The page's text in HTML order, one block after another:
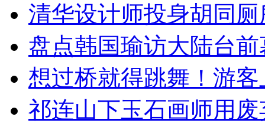
清华设计师投身胡同
盘点韩国瑜访大陆台
想过桥就得跳舞！游客
祁连山下玉石画师用